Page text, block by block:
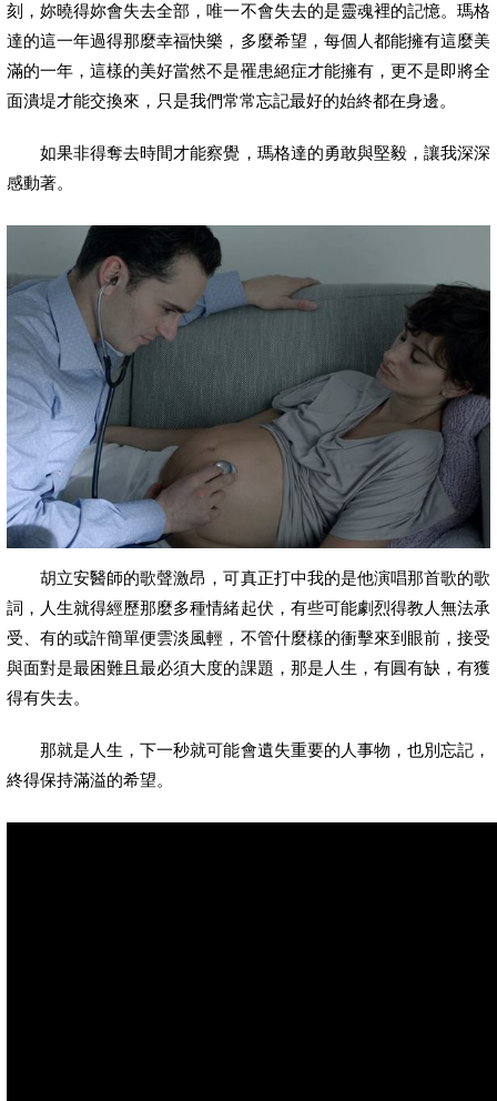
刻，妳曉得妳會失去全部，唯一不會失去的是靈魂裡的記憶。瑪格
達的這一年過得那麼幸福快樂，多麼希望，每個人都能擁有這麼美
滿的一年，這樣的美好當然不是罹患絕症才能擁有，更不是即將全
面潰堤才能交換來，只是我們常常忘記最好的始終都在身邊。
如果非得奪去時間才能察覺，瑪格達的勇敢與堅毅，讓我深深
感動著。
胡立安醫師的歌聲激昂，可真正打中我的是他演唱那首歌的歌
詞，人生就得經歷那麼多種情緒起伏，有些可能劇烈得教人無法承
受、有的或許簡單便雲淡風輕，不管什麼樣的衝擊來到眼前，接受
與面對是最困難且最必須大度的課題，那是人生，有圓有缺，有獲
得有失去。
那就是人生，下一秒就可能會遺失重要的人事物，也別忘記，
終得保持滿溢的希望。